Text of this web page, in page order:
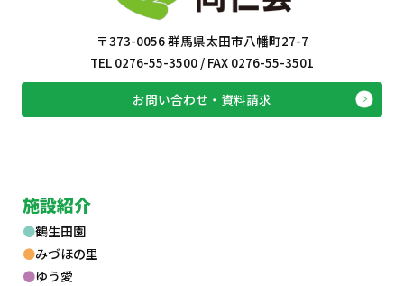
〒373-0056 群馬県太田市八幡町27-7
TEL 0276-55-3500 / FAX 0276-55-3501
お問い合わせ・資料請求
施設紹介
鶴生田園
みづほの里
ゆう愛